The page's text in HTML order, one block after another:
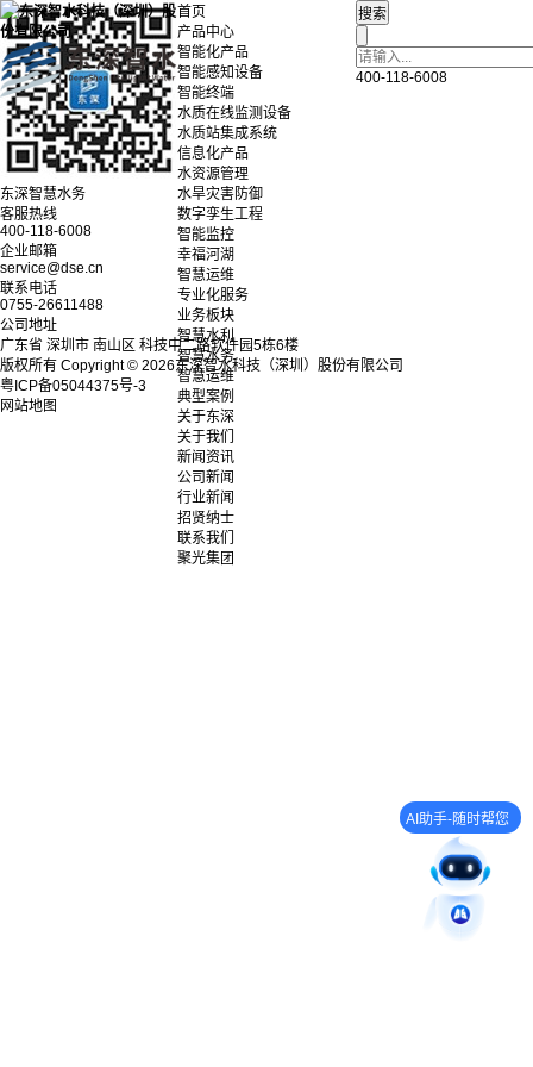
首页
产品中心
智能化产品
智能感知设备
智能终端
水质在线监测设备
水质站集成系统
信息化产品
水资源管理
水旱灾害防御
数字孪生工程
智能监控
幸福河湖
智慧运维
专业化服务
业务板块
智慧水利
智慧水务
智慧运维
典型案例
关于东深
关于我们
新闻资讯
公司新闻
行业新闻
招贤纳士
联系我们
聚光集团
400-118-6008
东深智慧水务
客服热线
400-118-6008
企业邮箱
service@dse.cn
联系电话
0755-26611488
公司地址
广东省 深圳市 南山区 科技中二路软件园5栋6楼
版权所有 Copyright © 2026东深智水科技（深圳）股份有限公司
粤ICP备05044375号-3
网站地图
AI助手-随时帮您